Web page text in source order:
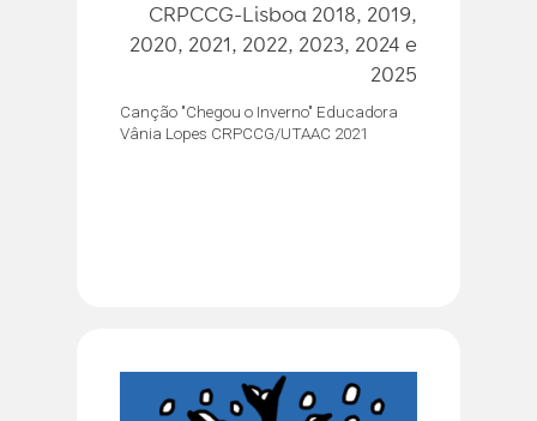
CRPCCG-Lisboa 2018, 2019,
2020, 2021, 2022, 2023, 2024 e
2025
Canção "Chegou o Inverno" Educadora
Vânia Lopes CRPCCG/UTAAC 2021